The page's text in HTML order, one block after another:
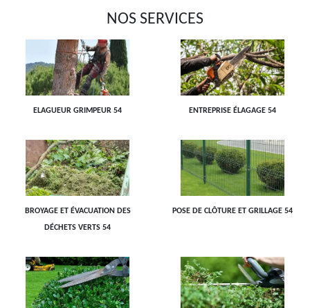
NOS SERVICES
ELAGUEUR GRIMPEUR 54 ENTREPRISE ÉLAGAGE 54
BROYAGE ET ÉVACUATION DES
DÉCHETS VERTS 54
POSE DE CLÔTURE ET GRILLAGE 54